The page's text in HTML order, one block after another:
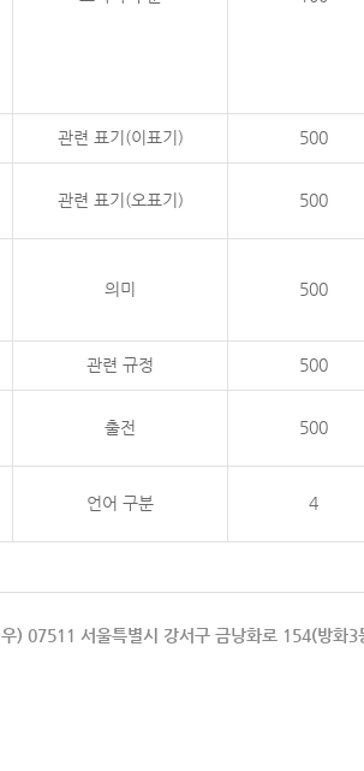
관련 표기(이표기) 500
관련 표기(오표기) 500
의미 500
관련 규정 500
출전 500
언어 구분 4
우) 07511 서울특별시 강서구 금낭화로 154(방화3